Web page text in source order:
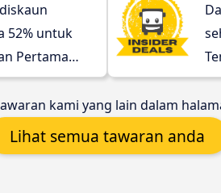
52% untuk
Pertama
kami yang lain dalam
Lihat semua tawaran anda